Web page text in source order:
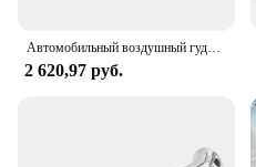
Автомобильный воздушный гудок EAFC 150 дБ, очень высокий шаг, Электрический Гудок с двойной трубкой, воздушный гудок, сигнальная сирена, подходит для автомобилей, грузовиков, фургонов, лодок
2 620,97 руб.